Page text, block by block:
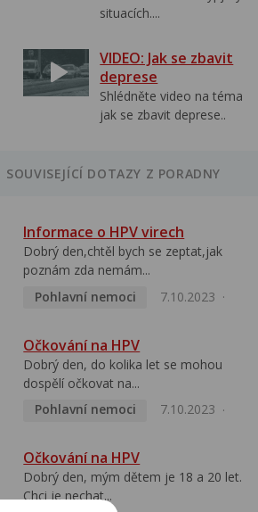
situacích....
VIDEO: Jak se zbavit
deprese
Shlédněte video na téma
jak se zbavit deprese..
SOUVISEJÍCÍ DOTAZY Z PORADNY
Informace o HPV virech
Dobrý den,chtěl bych se zeptat,jak
poznám zda nemám...
Pohlavní nemoci
7.10.2023
Očkování na HPV
Dobrý den, do kolika let se mohou
dospělí očkovat na...
Pohlavní nemoci
7.10.2023
Očkování na HPV
Dobrý den, mým dětem je 18 a 20 let.
Chci je nechat...